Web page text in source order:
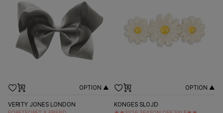
OPTION ▲
VERITY JONES LONDON
OPTION ▲
KONGES SLOJD